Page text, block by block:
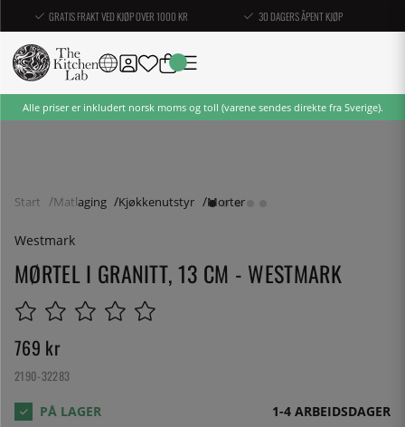
GRATIS FRAKT VED KJØP OVER 1000 KR 30 DAGERS ÅPENT KJØP
Alle priser er inkludert norsk moms og toll (varene sendes direkte fra Sverige).
Start Matlaging Kjøkkenutstyr Morter
Westmark
MØRTEL I GRANITT, 13 CM - WESTMARK
769 kr
2190-32283
1-4 ARBEIDSDAGER